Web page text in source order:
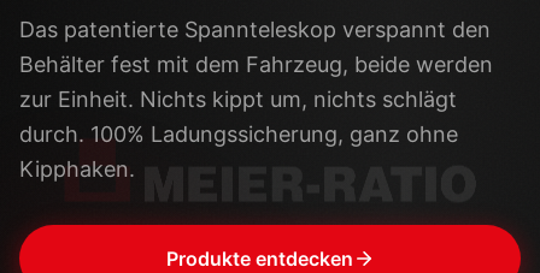
Das patentierte Spannteleskop verspannt den
Behälter fest mit dem Fahrzeug, beide werden
zur Einheit. Nichts kippt um, nichts schlägt
durch. 100% Ladungssicherung, ganz ohne
Kipphaken.
Produkte entdecken